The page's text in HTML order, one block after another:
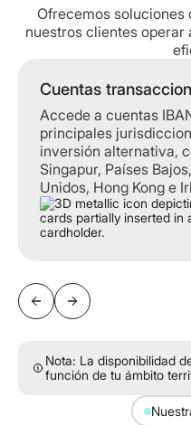
Ofrecemos soluciones
nuestros clientes operar
Cuentas
Accede a cuentas
principales
inversión alternativa,
Singapur, Países
Unidos, Hong Kong e
Cuentas transaccionales
Nota: La disponibilidad
función de tu ámbito